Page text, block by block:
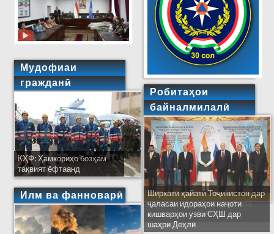
Мудофиаи
гражданӣ
КҲФ: Ҳамкориҳо бозҳам
тақвият ёфтаанд
Илм ва фанноварӣ
Робитаҳои
байналмилалӣ
Ширкати ҳайати Тоҷикистон дар
ҷаласаи идораҳои наҷоти
кишварҳои узви СҲШ дар
шаҳри Деҳлӣ